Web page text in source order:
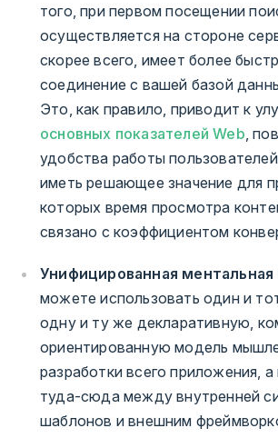
того, при первом посещении
осуществляется на стороне
скорее всего, имеет более
соединение с вашей базой
Это, как правило, приводит к
основных показателей Web ,
удобства работы
иметь решающее значение для
которых время просмотра
связано с коэффициентом
Унифицированная
можете использовать один и
одну и ту же декларативную,
ориентированную модель
разработки всего приложения, а
туда-сюда между внутренней
шаблонов и внешним